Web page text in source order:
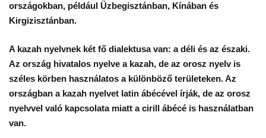
országokban, például Üzbegisztánban, Kínában és
Kirgizisztánban.
A kazah nyelvnek két fő dialektusa van: a déli és az északi.
Az ország hivatalos nyelve a kazah, de az orosz nyelv is
széles körben használatos a különböző területeken. Az
országban a kazah nyelvet latin ábécével írják, de az orosz
nyelvvel való kapcsolata miatt a cirill ábécé is használatban
van.